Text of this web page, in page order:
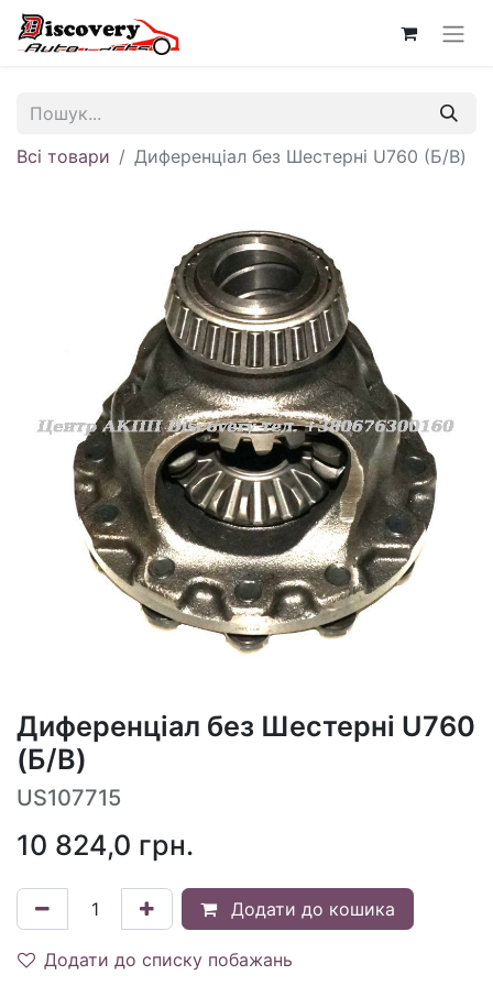
Всі товари Диференціал без Шестерні U760 (Б/В)
Диференціал без Шестерні U760
(Б/В)
US107715
10 824,0 грн.
Додати до кошика
Додати до списку побажань